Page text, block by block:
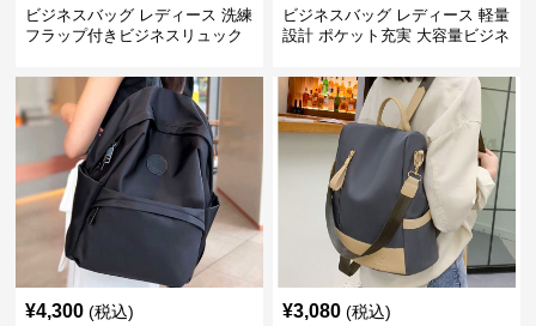
ビジネスバッグ レディース 洗練
フラップ付きビジネスリュック
ビジネスバッグ レディース 軽量
設計 ポケット充実 大容量ビジネ
¥4,300 (税込) ¥3,080 (税込)